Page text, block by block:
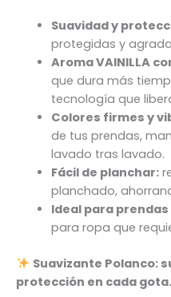
Suavidad y
protegidas y
Aroma VAINILLA
que dura más
tecnología que
Colores firmes y
de tus prendas,
lavado tras lavado.
Fácil de planchar:
planchado,
Ideal para
para ropa que
Suavizante Polanco:
protección en cada gota.